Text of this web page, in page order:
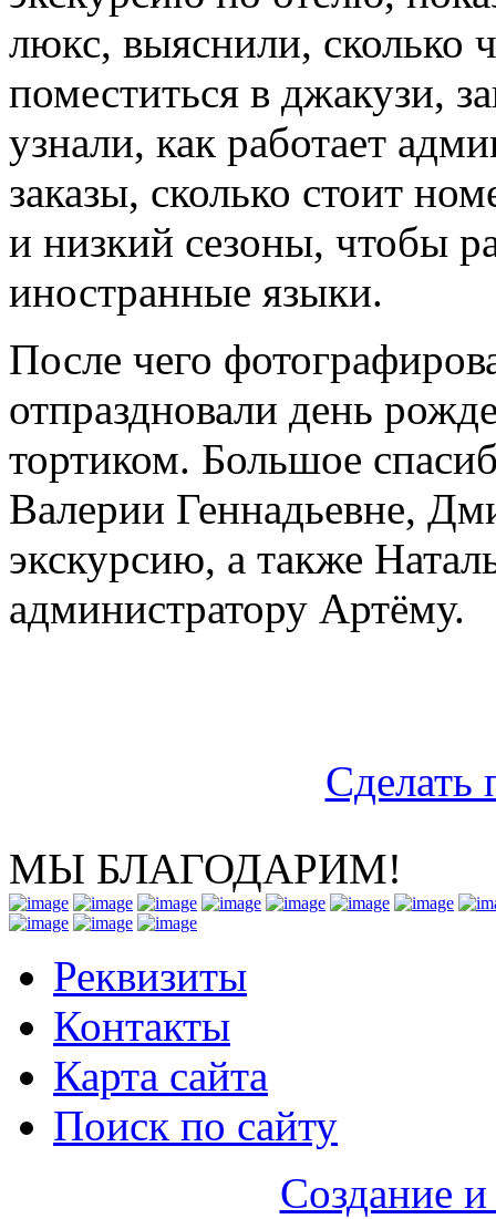
люкс, выяснили, сколько
поместиться в джакузи,
узнали, как работает
заказы, сколько стоит
и низкий сезоны, чтобы
иностранные языки.
После чего
отпраздновали день
тортиком. Большое
Валерии Геннадьевне,
экскурсию, а также
администратору Артёму.
Сделать
МЫ БЛАГОДАРИМ!
Реквизиты
Контакты
Карта сайта
Поиск по сайту
Создание